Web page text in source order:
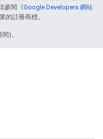
參閱《Google Developers 網站
的註冊商標。
)。